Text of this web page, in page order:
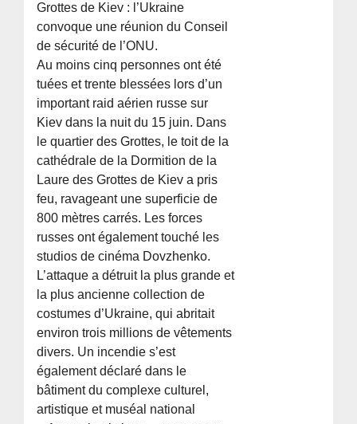
Grottes de Kiev : l’Ukraine
convoque une réunion du Conseil
de sécurité de l’ONU.
Au moins cinq personnes ont été
tuées et trente blessées lors d’un
important raid aérien russe sur
Kiev dans la nuit du 15 juin. Dans
le quartier des Grottes, le toit de la
cathédrale de la Dormition de la
Laure des Grottes de Kiev a pris
feu, ravageant une superficie de
800 mètres carrés. Les forces
russes ont également touché les
studios de cinéma Dovzhenko.
L’attaque a détruit la plus grande et
la plus ancienne collection de
costumes d’Ukraine, qui abritait
environ trois millions de vêtements
divers. Un incendie s’est
également déclaré dans le
bâtiment du complexe culturel,
artistique et muséal national